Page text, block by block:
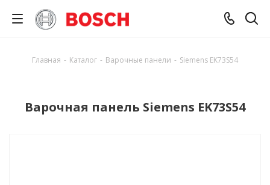
Главная - Каталог - Варочные панели - Siemens EK73S54
Варочная панель Siemens EK73S54